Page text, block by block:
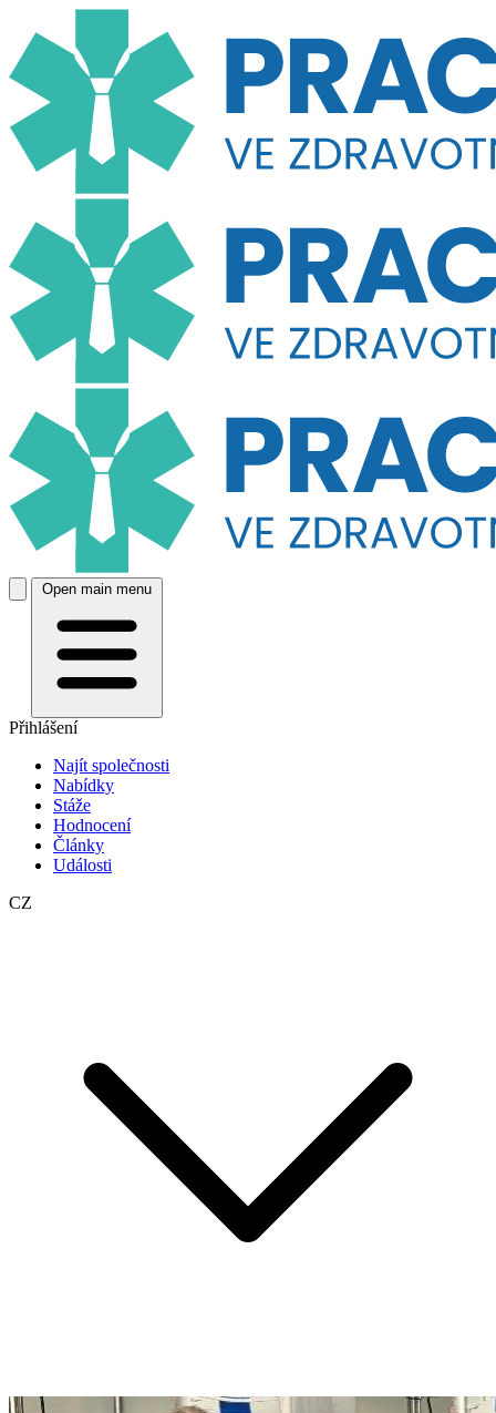
Open main menu
Přihlášení
Najít společnosti
Nabídky
Stáže
Hodnocení
Články
Události
CZ